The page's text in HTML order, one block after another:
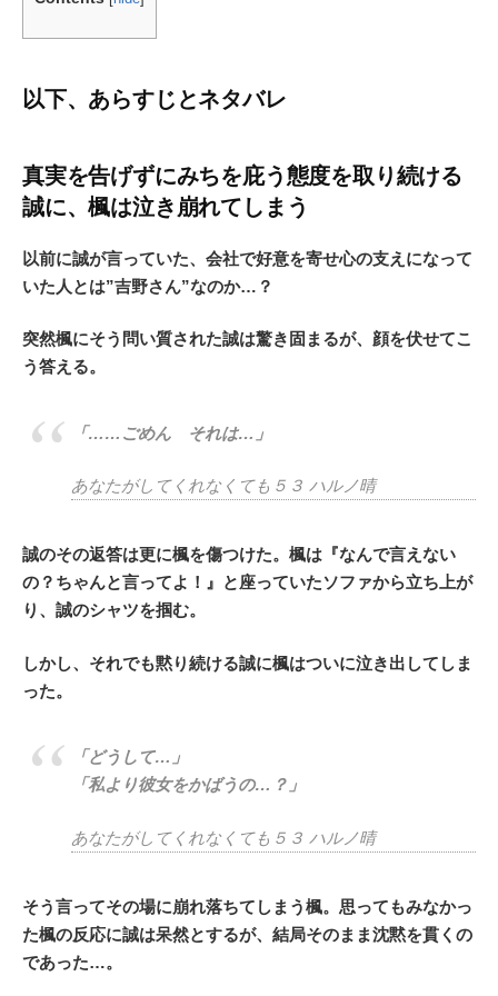
以下、あらすじとネタバレ
真実を告げずにみちを庇う態度を取り続ける
誠に、楓は泣き崩れてしまう
以前に誠が言っていた、会社で好意を寄せ心の支えになって
いた人とは”吉野さん”なのか…？
突然楓にそう問い質された誠は驚き固まるが、顔を伏せてこ
う答える。
「……ごめん それは…」
あなたがしてくれなくても５３ ハルノ晴
誠のその返答は更に楓を傷つけた。楓は『なんで言えない
の？ちゃんと言ってよ！』と座っていたソファから立ち上が
り、誠のシャツを掴む。
しかし、それでも黙り続ける誠に楓はついに泣き出してしま
った。
「どうして…」
「私より彼女をかばうの…？」
あなたがしてくれなくても５３ ハルノ晴
そう言ってその場に崩れ落ちてしまう楓。思ってもみなかっ
た楓の反応に誠は呆然とするが、結局そのまま沈黙を貫くの
であった…。